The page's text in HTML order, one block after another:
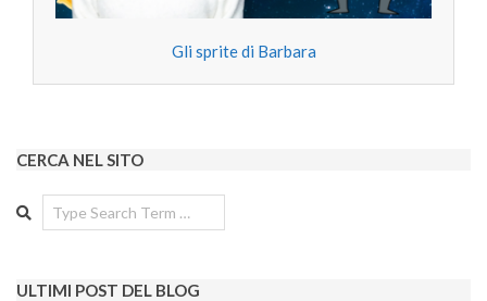
Gli sprite di Barbara
CERCA NEL SITO
Search
ULTIMI POST DEL BLOG